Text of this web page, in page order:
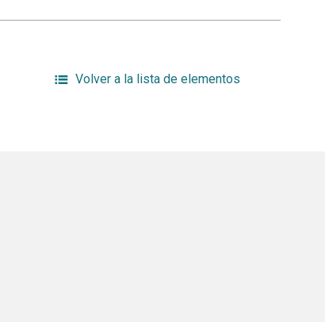
Volver a la lista de elementos